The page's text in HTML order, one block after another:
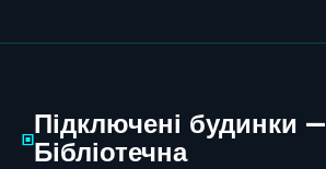
▣Підключені будинки —
Бібліотечна